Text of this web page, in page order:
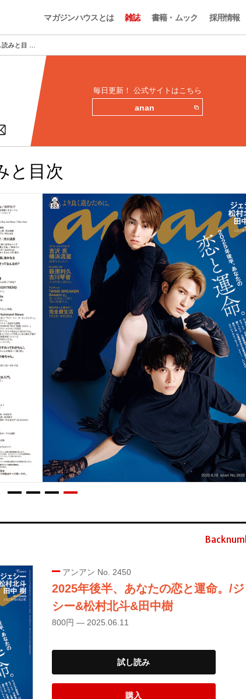
マガジンハウスとは 雑誌 書籍・ムック 採用情報
読みと目 …
毎日更新！ 公式サイトはこちら
anan
と目次
アンアン No. 2450
2025年後半、あなたの恋と運命。/ジ
シー&松村北斗&田中樹
800円 — 2025.06.11
試し読み
購入